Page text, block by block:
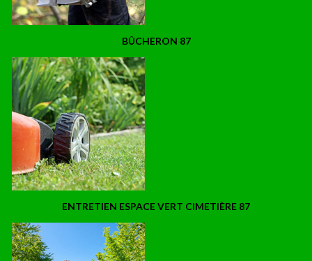
BÛCHERON 87
ENTRETIEN ESPACE VERT CIMETIÈRE 87